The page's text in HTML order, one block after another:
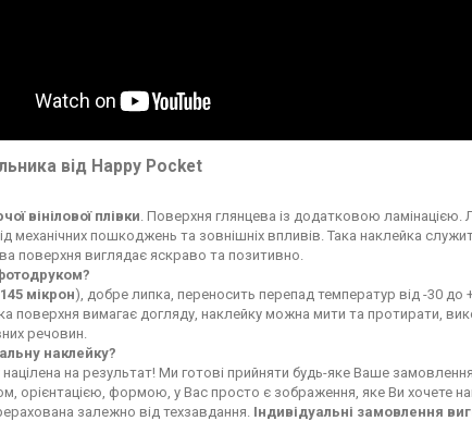
від Happy Pocket
вінілової плівки . Поверхня глянцева із додатковою ламінацією.
механічних пошкоджень та зовнішніх впливів. Така наклейка
поверхня виглядає яскраво та позитивно.
145 мікрон), добре липка, переносить перепад температур від -30 до
поверхня вимагає догляду, наклейку можна мити та протирати,
речовин.
наклейку?
на результат! Ми готові прийняти будь-яке Ваше
орієнтацією, формою, у Вас просто є зображення, яке Ви хочете
залежно від техзавдання. Індивідуальні замовлення